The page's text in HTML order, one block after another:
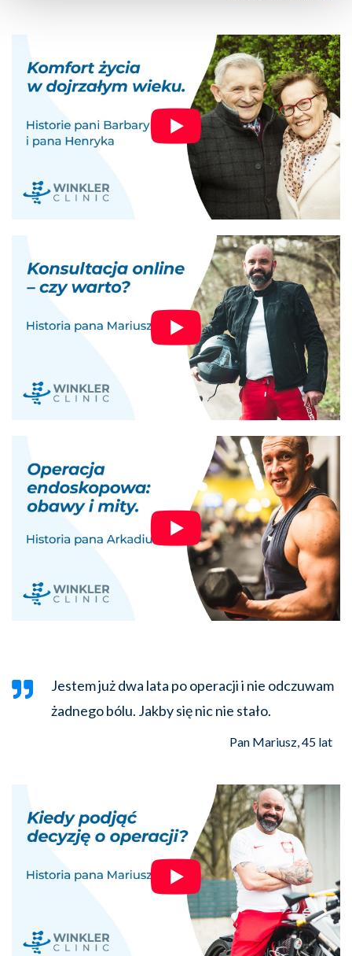
Jestem już dwa lata po operacji i nie odczuwam
żadnego bólu. Jakby się nic nie stało.
Pan Mariusz, 45 lat